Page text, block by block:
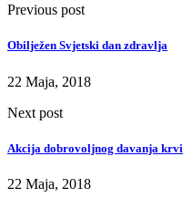
Previous post
Obilježen Svjetski dan zdravlja
22 Maja, 2018
Next post
Akcija dobrovoljnog davanja krvi
22 Maja, 2018